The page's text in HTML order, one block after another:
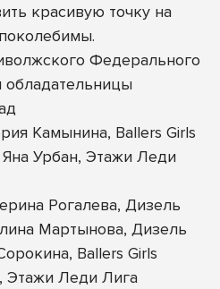
красивую точку на
Федерального
Камынина, Ballers Girls
Урбан, Этажи Леди
Рогалева, Дизель
Мартынова, Дизель
Ballers Girls
Этажи Леди Лига